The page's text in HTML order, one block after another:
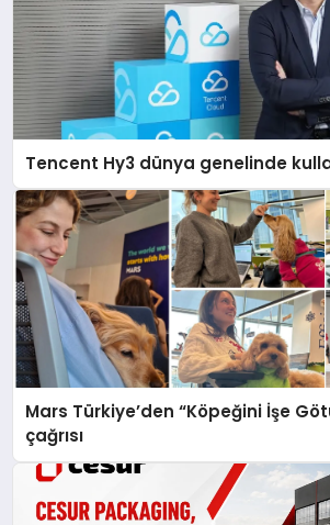
Tencent Hy3 dünya genelinde
Mars Türkiye’den “Köpeğini İşe
çağrısı